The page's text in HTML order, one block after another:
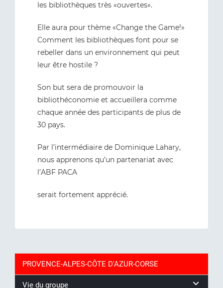
les bibliothèques très «ouvertes».
Elle aura pour thème «Change the Game!»
Comment les bibliothèques font pour se
rebeller dans un environnement qui peut
leur être hostile ?
Son but sera de promouvoir la
bibliothéconomie et accueillera comme
chaque année des participants de plus de
30 pays.
Par l’intermédiaire de Dominique Lahary,
nous apprenons qu’un partenariat avec
l’ABF PACA
serait fortement apprécié.
PROVENCE-ALPES-CÔTE D'AZUR-CORSE
Vie du groupe